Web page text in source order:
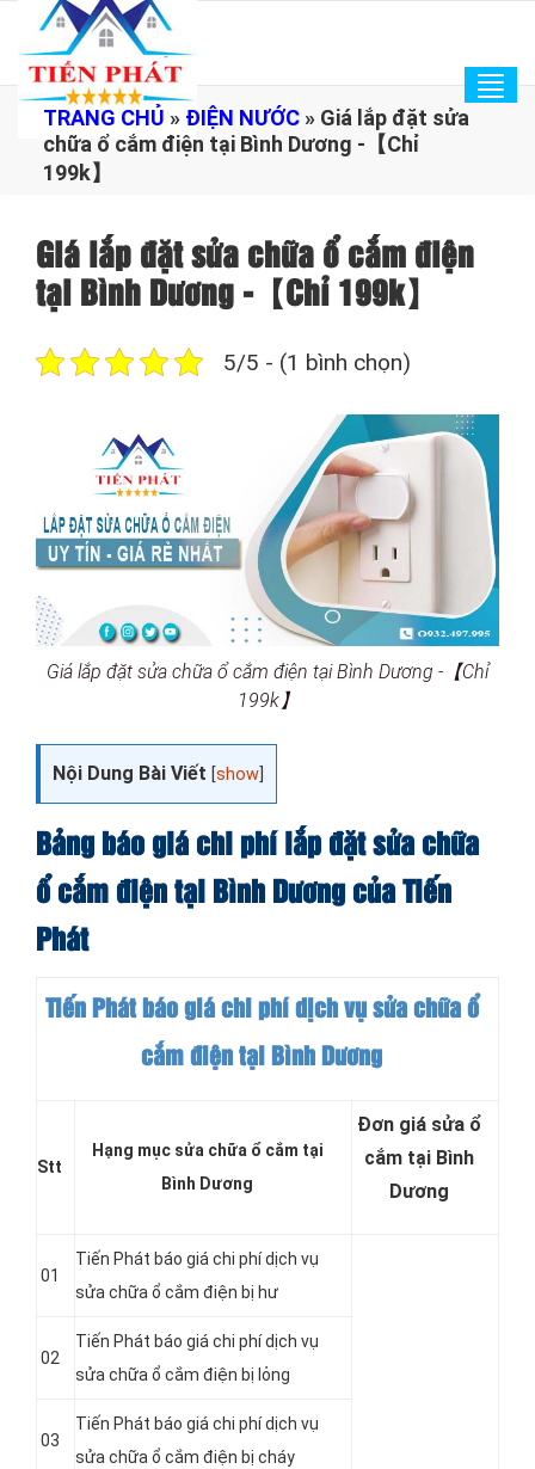
TRANG CHỦ » ĐIỆN NƯỚC » Giá lắp đặt sửa
chữa ổ cắm điện tại Bình Dương -【Chỉ
199k】
Giá lắp đặt sửa chữa ổ cắm điện
tại Bình Dương -【Chỉ 199k】
5/5 - (1 bình chọn)
Giá lắp đặt sửa chữa ổ cắm điện tại Bình Dương -【Chỉ
199k】
Nội Dung Bài Viết [show
Bảng báo giá chi phí lắp đặt sửa chữa
ổ cắm điện tại Bình Dương của Tiến
Phát
Tiến Phát báo giá chi phí dịch vụ sửa chữa ổ
cắm điện tại Bình Dương
Stt
Hạng mục sửa chữa ổ cắm tại
Bình Dương
Đơn giá sửa ổ
cắm tại Bình
Dương
01
Tiến Phát báo giá chi phí dịch vụ
sửa chữa ổ cắm điện bị hư
02
Tiến Phát báo giá chi phí dịch vụ
sửa chữa ổ cắm điện bị lỏng
03
Tiến Phát báo giá chi phí dịch vụ
sửa chữa ổ cắm điện bị cháy